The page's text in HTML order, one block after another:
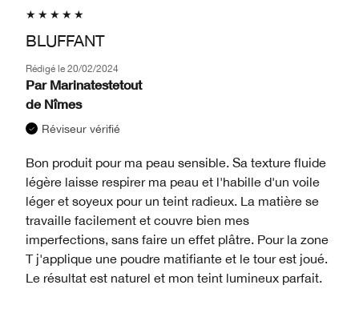
BLUFFANT
Rédigé le 20/02/2024
Par Marinatestetout
de Nîmes
Réviseur vérifié
Bon produit pour ma peau sensible. Sa texture fluide
légère laisse respirer ma peau et l'habille d'un voile
léger et soyeux pour un teint radieux. La matière se
travaille facilement et couvre bien mes
imperfections, sans faire un effet plâtre. Pour la zone
T j'applique une poudre matifiante et le tour est joué.
Le résultat est naturel et mon teint lumineux parfait.